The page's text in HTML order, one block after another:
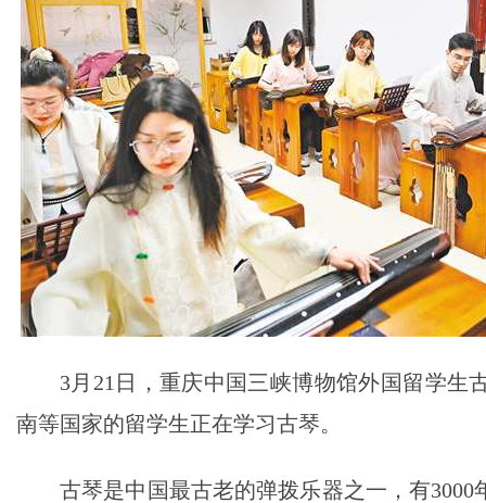
3月21日，重庆中国三峡博物馆外国留学生
南等国家的留学生正在学习古琴。
古琴是中国最古老的弹拨乐器之一，有